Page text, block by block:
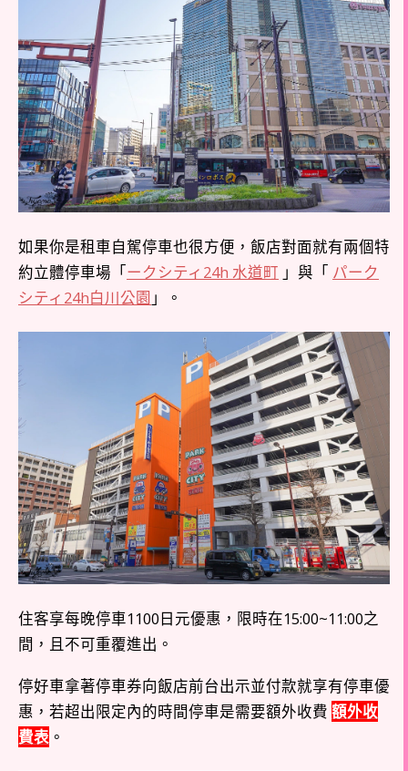
如果你是租車自駕停車也很方便，飯店對面就有兩個特
約立體停車場「ークシティ24h 水道町 」與「 パーク
シティ24h白川公園 」。
住客享每晚停車1100日元優惠，限時在15:00~11:00之
間，且不可重覆進出。
停好車拿著停車券向飯店前台出示並付款就享有停車優
惠，若超出限定內的時間停車是需要額外收費 額外收
費表 。